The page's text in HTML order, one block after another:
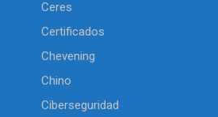
Ceres
Certificados
Chevening
Chino
Ciberseguridad